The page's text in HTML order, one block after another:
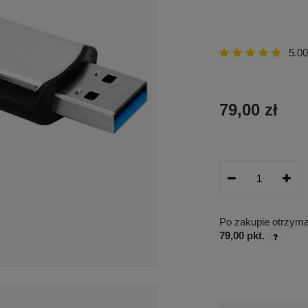
79,00 zł
Po zakupie
79,00 pkt.